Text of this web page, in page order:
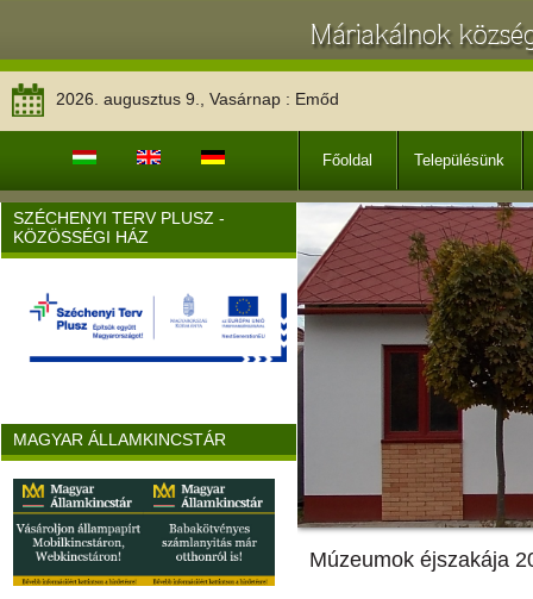
2026. augusztus 9., Vasárnap : Emőd
Főoldal Településünk
SZÉCHENYI TERV PLUSZ -
KÖZÖSSÉGI HÁZ
MAGYAR ÁLLAMKINCSTÁR
Múzeumok éjszakája